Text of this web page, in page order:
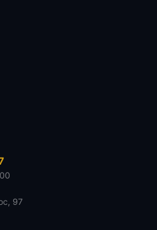
97